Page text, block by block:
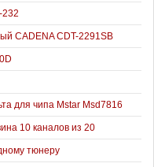
232
CADENA CDT-2291SB
для чипа Mstar Msd7816
10 каналов из 20
тюнеру